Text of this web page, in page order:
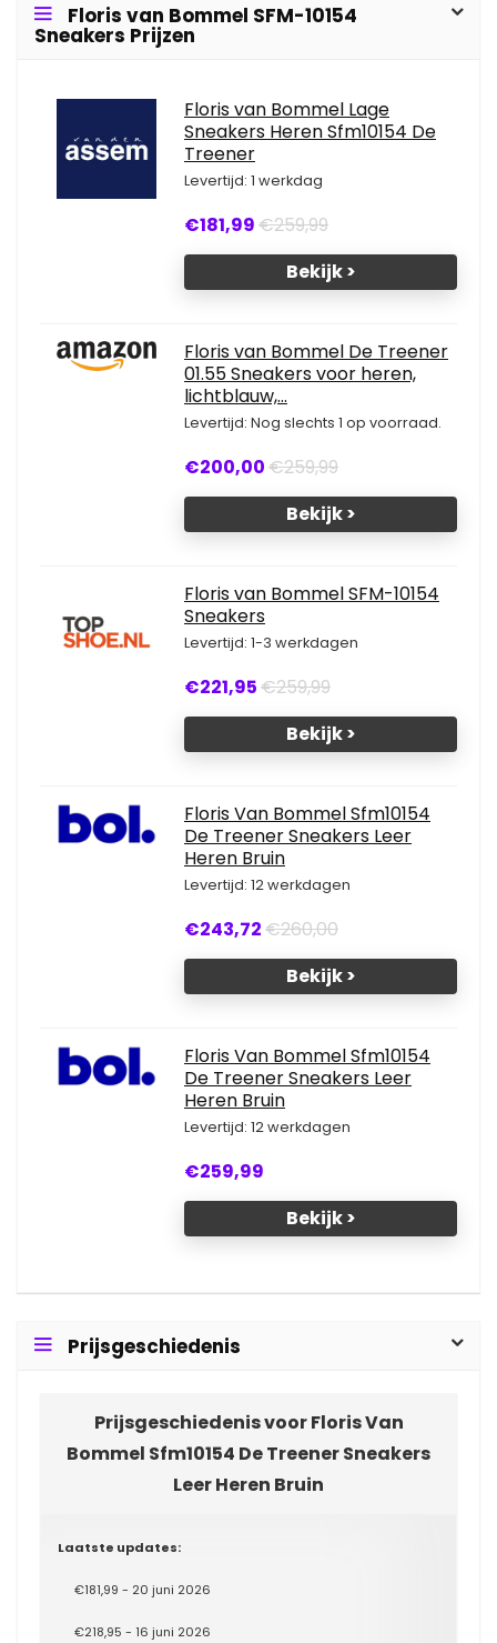
Floris van Bommel SFM-10154
Sneakers Prijzen
Floris van Bommel Lage
Sneakers Heren Sfm10154 De
Treener
Levertijd: 1 werkdag
€181,99€259,99
Bekijk >
Floris van Bommel De Treener
01.55 Sneakers voor heren,
lichtblauw,...
Levertijd: Nog slechts 1 op voorraad.
€200,00€259,99
Bekijk >
Floris van Bommel SFM-10154
Sneakers
Levertijd: 1-3 werkdagen
€221,95€259,99
Bekijk >
Floris Van Bommel Sfm10154
De Treener Sneakers Leer
Heren Bruin
Levertijd: 12 werkdagen
€243,72€260,00
Bekijk >
Floris Van Bommel Sfm10154
De Treener Sneakers Leer
Heren Bruin
Levertijd: 12 werkdagen
€259,99
Bekijk >
Prijsgeschiedenis
Prijsgeschiedenis voor Floris Van
Bommel Sfm10154 De Treener Sneakers
Leer Heren Bruin
Laatste updates:
€181,99 - 20 juni 2026
€218,95 - 16 juni 2026